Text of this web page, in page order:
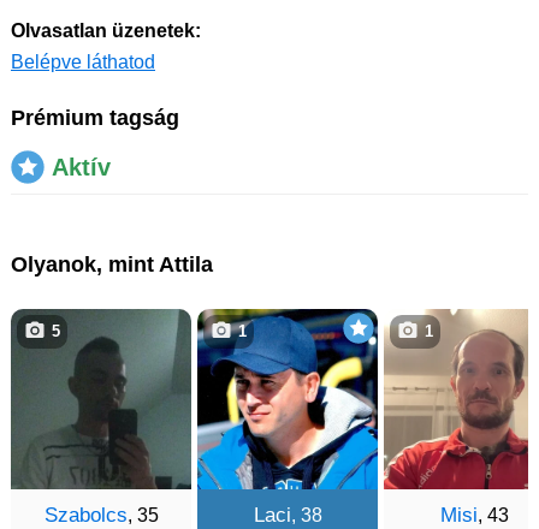
Olvasatlan üzenetek:
Belépve láthatod
Prémium tagság
Aktív
Olyanok, mint Attila
Szabolcs, 35
5
Laci, 38
1
Misi, 43
1